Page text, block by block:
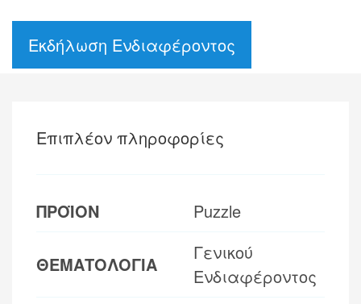
Εκδήλωση Ενδιαφέροντος
Επιπλέον πληροφορίες
ΠΡΟΪΟΝ Puzzle
ΘΕΜΑΤΟΛΟΓΙΑ
Γενικού
Ενδιαφέροντος